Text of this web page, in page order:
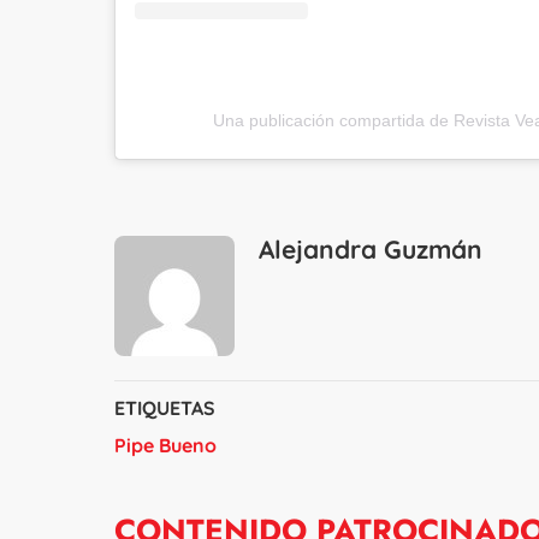
Una publicación compartida de Revista
Alejandra Guzmán
ETIQUETAS
Pipe Bueno